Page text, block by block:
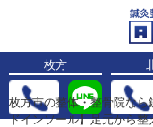
枚方
枚方市の整体・整骨院な
ドインソール】足元から